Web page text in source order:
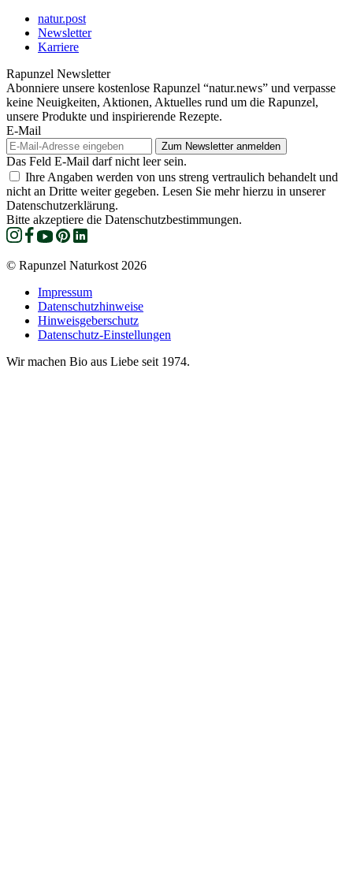
natur.post
Newsletter
Karriere
Rapunzel Newsletter
Abonniere unsere kostenlose Rapunzel “natur.news” und verpasse
keine Neuigkeiten, Aktionen, Aktuelles rund um die Rapunzel,
unsere Produkte und inspirierende Rezepte.
E-Mail
Das Feld E-Mail darf nicht leer sein.
Ihre Angaben werden von uns streng vertraulich behandelt und
nicht an Dritte weiter gegeben. Lesen Sie mehr hierzu in unserer
Datenschutzerklärung.
Bitte akzeptiere die Datenschutzbestimmungen.
© Rapunzel Naturkost 2026
Impressum
Datenschutzhinweise
Hinweisgeberschutz
Datenschutz-Einstellungen
Wir machen Bio aus Liebe seit 1974.